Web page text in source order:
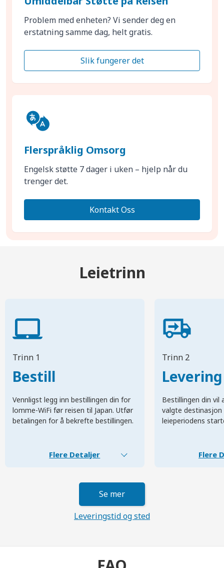
Problem med enheten? Vi sender deg en
erstatning samme dag, helt gratis.
Slik fungerer det
Flerspråklig Omsorg
Engelsk støtte 7 dager i uken – hjelp når du
trenger det.
Kontakt Oss
Leietrinn
Trinn 1
Bestill
Vennligst legg inn bestillingen din for
lomme-WiFi før reisen til Japan. Utfør
betalingen for å bekrefte bestillingen.
Flere Detaljer
Trinn 2
Levering
Bestillingen din vil
valgte destinasjon
leieperiodens
Flere
Se mer
Leveringstid og sted